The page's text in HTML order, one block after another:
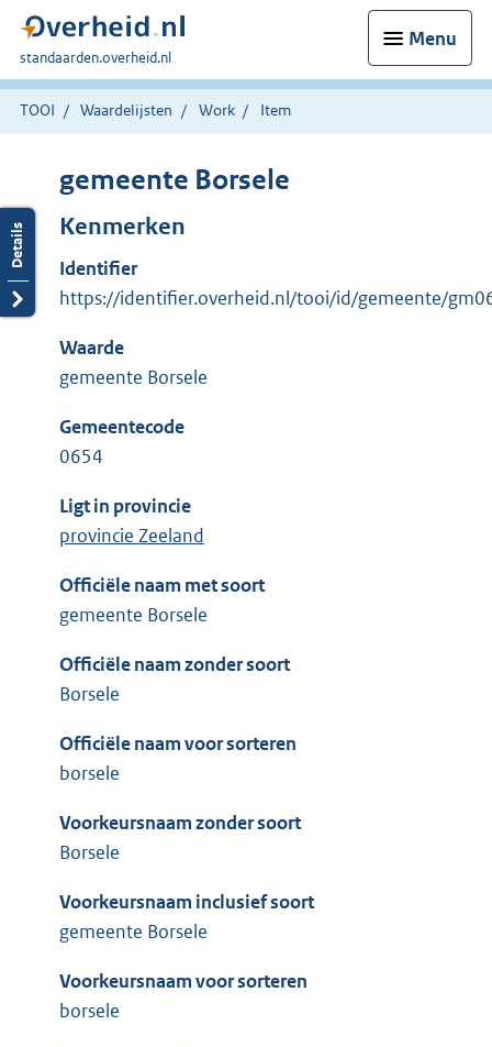
Menu
U
bent
hier:
standaarden.overheid.nl
TOOI Waardelijsten Work Item
gemeente Borsele
Kenmerken
Identifier
https://identifier.overheid.nl/tooi/id/gemeente/
Waarde
gemeente Borsele
Gemeentecode
0654
Ligt in provincie
provincie Zeeland
Officiële naam met soort
gemeente Borsele
Officiële naam zonder soort
Borsele
Officiële naam voor sorteren
borsele
Voorkeursnaam zonder soort
Borsele
Voorkeursnaam inclusief soort
gemeente Borsele
Voorkeursnaam voor sorteren
borsele